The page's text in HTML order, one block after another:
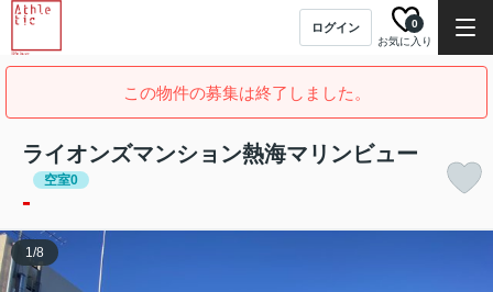
ログイン
お気に入り
0
この物件の募集は終了しました。
ライオンズマンション熱海マリンビュー
空室0
-
1/8